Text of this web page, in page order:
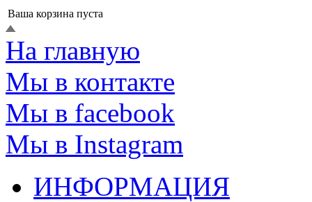
Ваша корзина пуста
На главную
Мы в контакте
Мы в facebook
Мы в Instagram
ИНФОРМАЦИЯ